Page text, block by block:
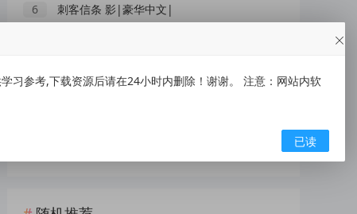
6 刺客信条 影|豪华中文|
8 IOS【大师兄】手慢无~~~
习参考,下载资源后请在24小时内删除！谢谢。 注意：网站内软
已读